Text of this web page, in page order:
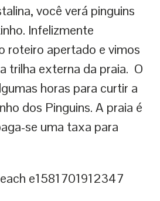
você verá pinguins
Infelizmente
roteiro apertado e vimos
trilha externa da praia. O
horas para curtir a
dos Pinguins. A praia é
se uma taxa para